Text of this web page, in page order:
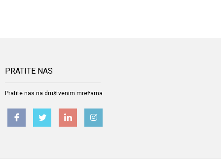
PRATITE NAS
Pratite nas na društvenim mrežama